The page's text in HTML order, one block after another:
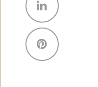
LinkedIn
Pinterest